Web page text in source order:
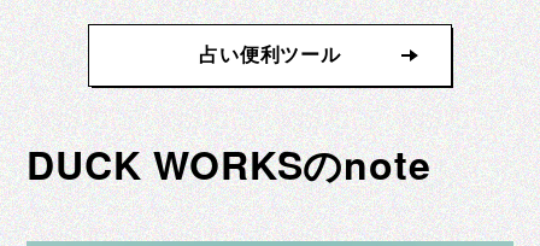
占い便利ツール
DUCK WORKSのnote